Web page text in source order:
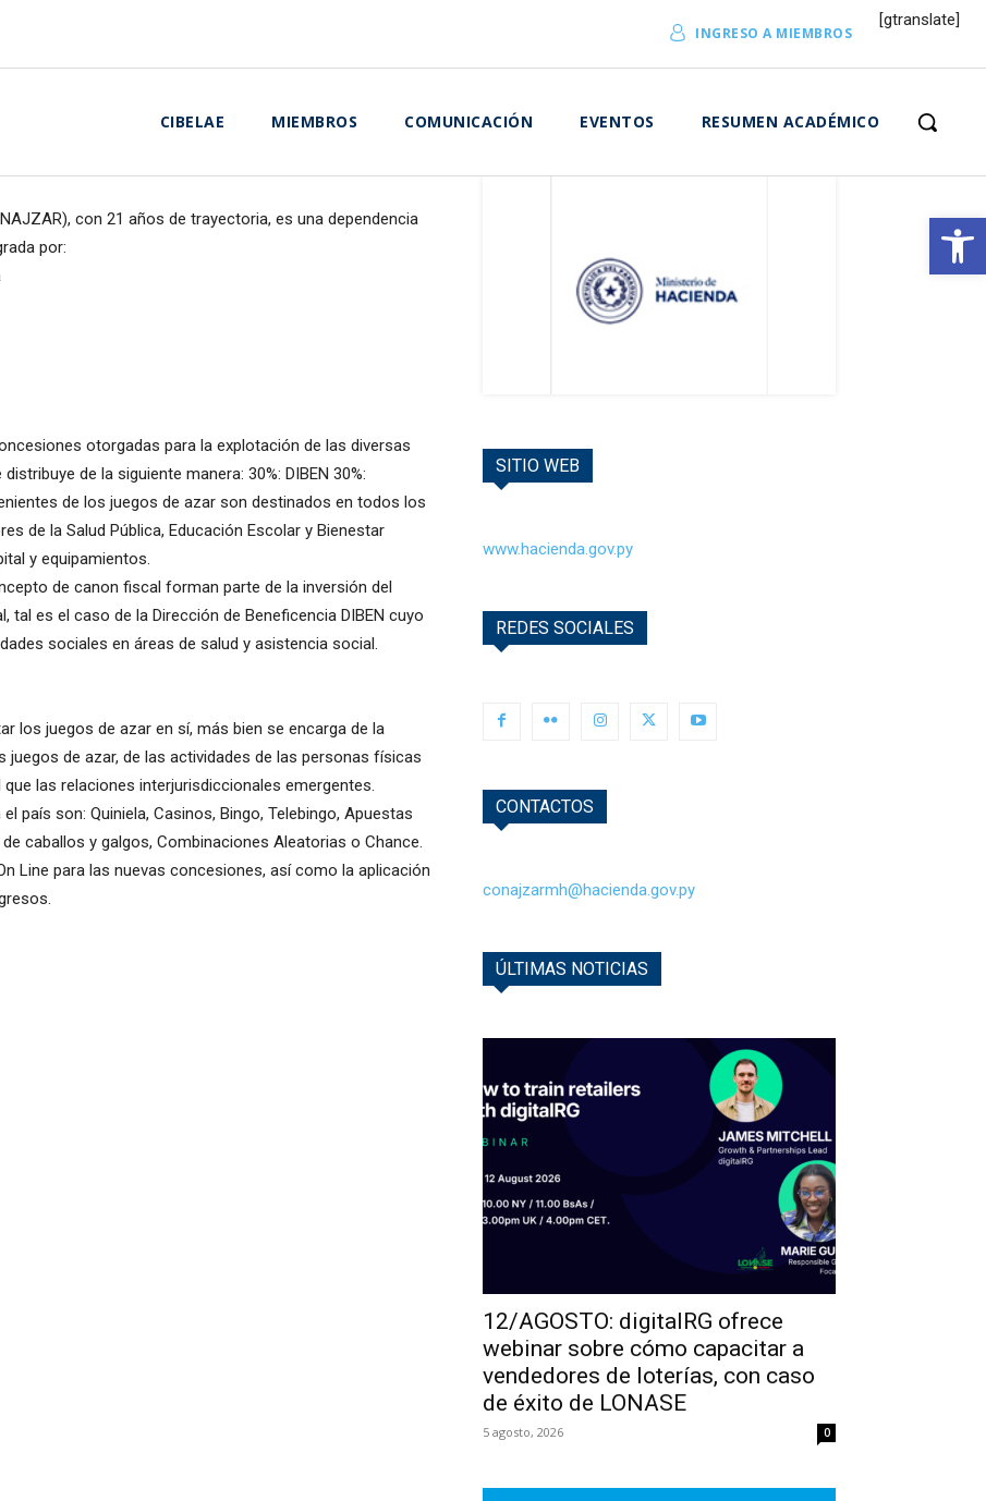
Abrir
INGRESO A MIEMBROS
[gtranslate]
CIBELAE MIEMBROS COMUNICACIÓN EVENTOS RESUMEN ACADÉMICO
con 21 años de trayectoria, es una dependencia
por:
otorgadas para la explotación de las diversas
de la siguiente manera: 30%: DIBEN 30%:
de los juegos de azar son destinados en todos los
de la Salud Pública, Educación Escolar y Bienestar
y equipamientos.
de canon fiscal forman parte de la inversión del
es el caso de la Dirección de Beneficencia DIBEN cuyo
sociales en áreas de salud y asistencia social.
los juegos de azar en sí, más bien se encarga de la
de azar, de las actividades de las personas físicas
las relaciones interjurisdiccionales emergentes.
país son: Quiniela, Casinos, Bingo, Telebingo, Apuestas
caballos y galgos, Combinaciones Aleatorias o Chance.
Line para las nuevas concesiones, así como la aplicación
SITIO WEB
www.hacienda.gov.py
REDES SOCIALES
CONTACTOS
conajzarmh@hacienda.gov.py
ÚLTIMAS NOTICIAS
12/AGOSTO: digitalRG ofrece
webinar sobre cómo capacitar a
vendedores de loterías, con caso
de éxito de LONASE
5 agosto, 2026 0